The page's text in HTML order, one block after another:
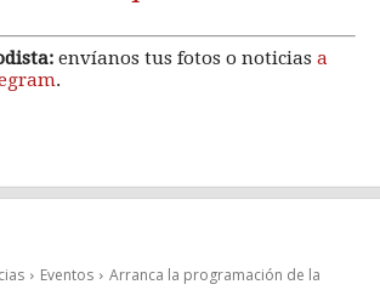
envíanos tus fotos o noticias a
.